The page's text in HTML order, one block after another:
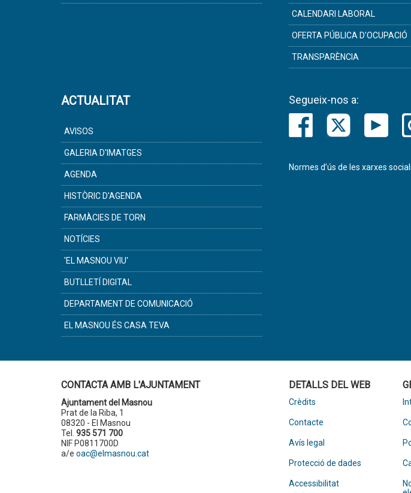
CALENDARI LABORAL
OFERTA PÚBLICA D'OCUPACIÓ
TRANSPARÈNCIA
ACTUALITAT
AVISOS
GALERIA D'IMATGES
AGENDA
HISTÒRIC D'AGENDA
FARMÀCIES DE TORN
NOTÍCIES
'EL MASNOU VIU'
BUTLLETÍ DIGITAL
DEPARTAMENT DE COMUNICACIÓ
EL MASNOU ÉS CASA TEVA
Segueix-nos a:
Normes d’ús de les xarxes
CONTACTA AMB L'AJUNTAMENT
Ajuntament del Masnou
Prat de la Riba, 1
08320 - El Masnou
Tel. 935 571 700
NIF P0811700D
a/e oac@elmasnou.cat
DETALLS DEL WEB
Crèdits
Contacte
Avís legal
Protecció de dades
Accessibilitat